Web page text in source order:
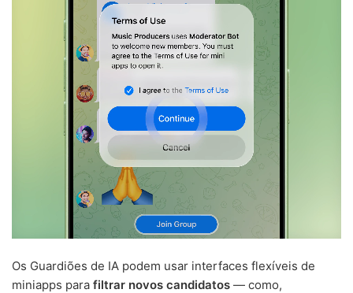
Os Guardiões de IA podem usar interfaces flexíveis de
miniapps para filtrar novos candidatos — como,